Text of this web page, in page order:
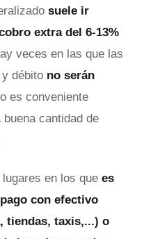
suele ir
extra del 6-13%
veces en las que las
débito no serán
es conveniente
cantidad de
en los que es
con efectivo
tiendas, taxis,...) o